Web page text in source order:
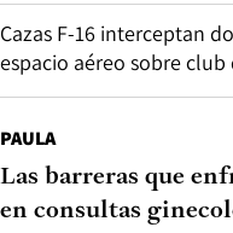
Cazas F-16 interceptan
espacio aéreo sobre
PAULA
Las barreras que
en consultas